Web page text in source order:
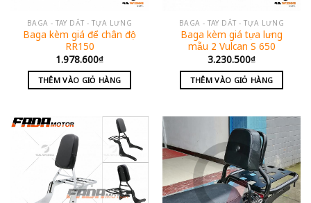
BAGA - TAY DẮT - TỰA LƯNG
Baga kèm giá để chân độ
RR150
1.978.600₫
THÊM VÀO GIỎ HÀNG
BAGA - TAY DẮT - TỰA LƯNG
Baga kèm giá tựa lưng
mẫu 2 Vulcan S 650
3.230.500₫
THÊM VÀO GIỎ HÀNG